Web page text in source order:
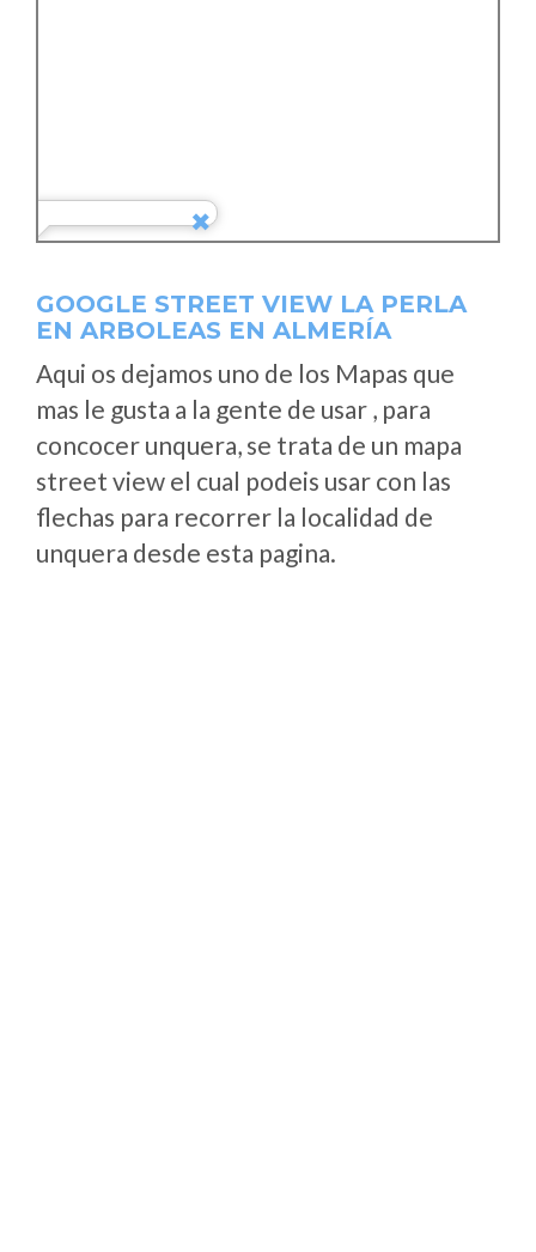
GOOGLE STREET VIEW LA PERLA
EN ARBOLEAS EN ALMERÍA
Aqui os dejamos uno de los Mapas que
mas le gusta a la gente de usar , para
concocer unquera, se trata de un mapa
street view el cual podeis usar con las
flechas para recorrer la localidad de
unquera desde esta pagina.